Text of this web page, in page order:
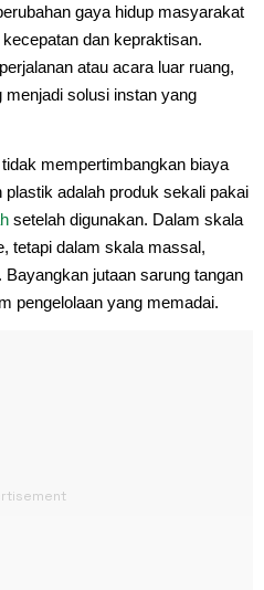
gaya hidup masyarakat
dan kepraktisan.
atau acara luar ruang,
solusi instan yang
mempertimbangkan biaya
plastik adalah produk sekali pakai
setelah digunakan. Dalam skala
tetapi dalam skala massal,
jutaan sarung tangan
pengelolaan yang memadai.